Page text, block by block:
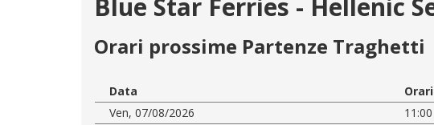
Blue Star Ferries - Hellenic
Orari prossime Partenze Traghetti
Data
Ven, 07/08/2026
11:00